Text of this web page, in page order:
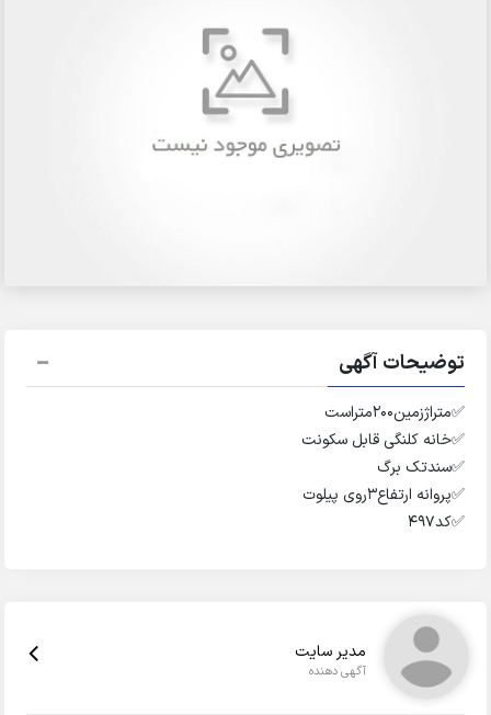
توضیحات آگهی
✅️متراژزمین۲۰۰متراست
✅️خانه کلنگی قابل سکونت
✅️سندتک برگ
✅️پروانه ارتفاع۳روی پیلوت
✅️کد۴۹۷
مدیر سایت
آگهی دهنده